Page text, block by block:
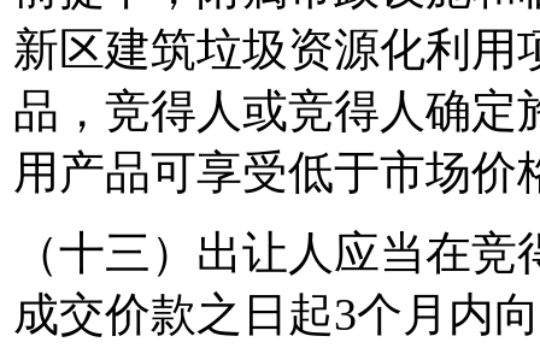
新区建筑垃圾资源化利用
品，竞得人或竞得人确定
用产品可享受低于市场价
（十三）出让人应当在
成交价款之日起3个月内